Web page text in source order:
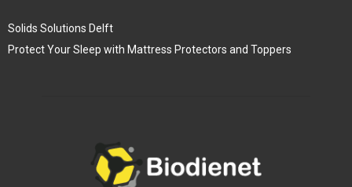
Solids Solutions Delft
Protect Your Sleep with Mattress Protectors and Toppers